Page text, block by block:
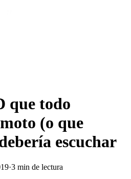
que todo
(o que
escuchar
·3 min de lectura